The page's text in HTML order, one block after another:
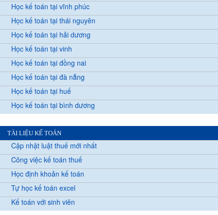
Học kế toán tại vĩnh phúc
Học kế toán tại thái nguyên
Học kế toán tại hải dương
Học kế toán tại vinh
Học kế toán tại đồng nai
Học kế toán tại đà nẵng
Học kế toán tại huế
Học kế toán tại bình dương
TÀI LIỆU KẾ TOÁN
Cập nhật luật thuế mới nhất
Công việc kế toán thuế
Học định khoản kế toán
Tự học kế toán excel
Kế toán với sinh viên